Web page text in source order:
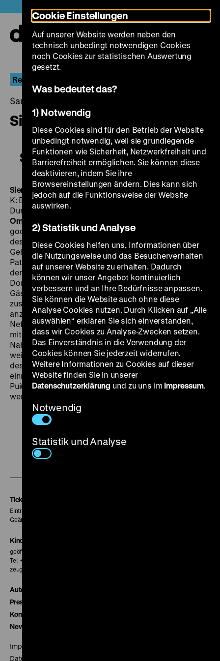
zum
Seiteninhalt
springen
Rekonstruktion: Filmland Rumänien IV
Samstag, 02. März 2019, 19.30 - 00.00 Uhr
Sieranevada
Sieranevada
SieranevadaRO/FR/BA/HR/MK 2016, R/B: Cristi Puiu,
K: Barbu Balasoiu, D: Mimi Branescu, Bogdan
Dumitrache, Dana Dogaru, Ana Ciontea, 173'
OmeU
godfather of Romanian cinema“ (Variety
dessen Filmtitel seit Aurora militärischen
Geheimoperationen gleichen. In
Sieranevada
ist der
Patriarch schon eine Weile tot, und seine Witwe will
den wiederkehrenden Jahrestag nach alter Sitte seines
Dorfes begehen. Dazu gehört ein Anzug, den einer der
Gäste, die in der engen Stadtwohnung
zusammenkommen, geschenkt bekommt. Wenn er ihn
anzieht, sitzt der Tote statt seiner am Tisch. Kinder,
Neffen, Nachbarn und entfernte Verwandte müssen
mit dem Essen auf den Popen warten – und auf die
Nahtänderung am Anzug, der dem Auserwählten zu
weit ist. Die spannende Frage dabei ist, wer den Platz
des toten Königs, des abwesenden Patriarchen,
einnimmt, während die Gäste hungrig werden. Und
Puiu wäre nicht „the godfather of Romanian cinema“,
wenn er darauf keine Antwort wüsste. (ir)
Tickets
Eintritt 5 €
Geänderte Preise sind im Programm vermerkt.
Kinokasse
geöffnet 30 Minuten vor Beginn der ersten Vorstellung
Tel. + 49 30 20304-770
zeughauskino@dhm.de
Autor*innen
Presse
Kontakt
Newsletter
Impressum
Datenschutz
Cookie Einstellungen
Auf unserer Website werden neben den
technisch unbedingt notwendigen Cookies
noch Cookies zur statistischen Auswertung
gesetzt.
Was bedeutet das?
1) Notwendig
Diese Cookies sind für den Betrieb der Website
unbedingt notwendig, weil sie grundlegende
Funktionen wie Sicherheit, Netzwerkfreiheit und
Barrierefreiheit ermöglichen. Sie können diese
deaktivieren, indem Sie ihre
Browsereinstellungen ändern. Dies kann sich
jedoch auf die Funktionsweise der Website
auswirken.
2) Statistik und Analyse
Diese Cookies helfen uns, Informationen über
die Nutzungsweise und das Besucherverhalten
auf unserer Website zu erhalten. Dadurch
können wir unser Angebot kontinuierlich
verbessern und an Ihre Bedürfnisse anpassen.
Sie können die Website auch ohne diese
Analyse Cookies nutzen. Durch Klicken auf „Alle
auswählen“ erklären Sie sich einverstanden,
dass wir Cookies zu Analyse-Zwecken setzen.
Das Einverständnis in die Verwendung der
Cookies können Sie jederzeit widerrufen.
Weitere Informationen zu Cookies auf dieser
Website finden Sie in unserer
Datenschutzerklärung und zu uns im Impressum.
Notwendig
Statistik und Analyse